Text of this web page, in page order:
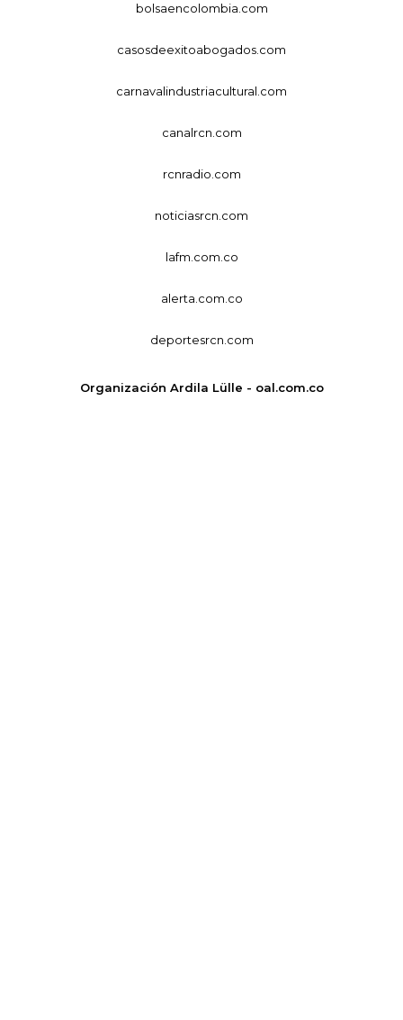
bolsaencolombia.com
casosdeexitoabogados.com
carnavalindustriacultural.com
canalrcn.com
rcnradio.com
noticiasrcn.com
lafm.com.co
alerta.com.co
deportesrcn.com
Organización Ardila Lülle - oal.com.co